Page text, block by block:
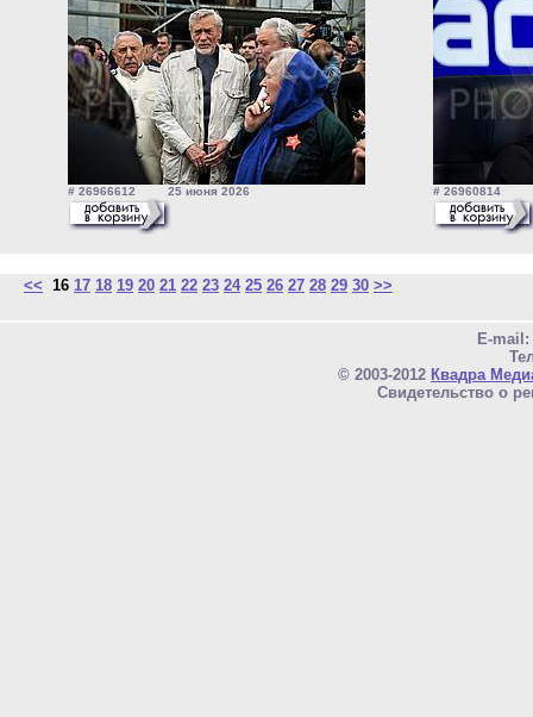
# 26966612 25 июня 2026 # 26960814
<< 16 17 18 19 20 21 22 23 24 25 26 27 28 29 30 >>
E-mail:
© 2003-2012 Квадра
Свидетельство о